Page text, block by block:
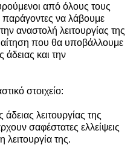
από όλους τους
παράγοντες να λάβουμε
αναστολή λειτουργίας της
αίτηση που θα υποβάλλουμε
και την
στοιχείο:
λειτουργίας της
σαφέστατες ελλείψεις
της.